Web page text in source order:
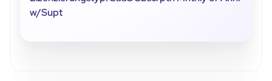
w/Supt